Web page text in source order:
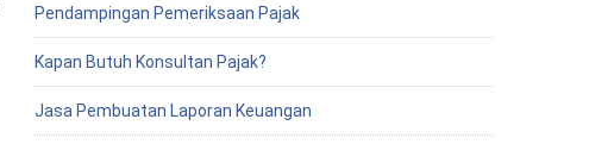
Pendampingan Pemeriksaan Pajak
Kapan Butuh Konsultan Pajak?
Jasa Pembuatan Laporan Keuangan